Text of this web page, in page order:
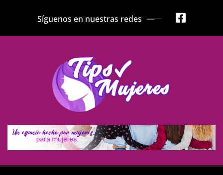
Síguenos en nuestras redes